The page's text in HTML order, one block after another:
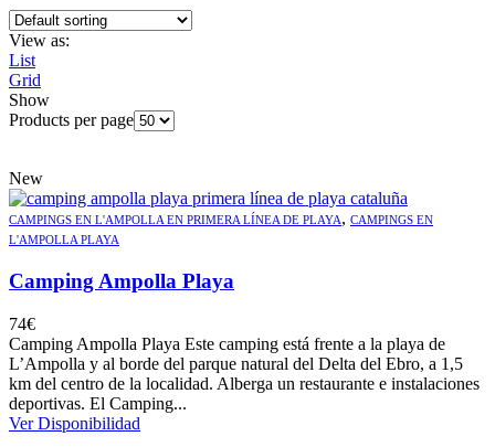
View as:
List
Grid
Show
Products per page
New
CAMPINGS EN L'AMPOLLA EN PRIMERA LÍNEA DE PLAYA, CAMPINGS EN
L'AMPOLLA PLAYA
Camping Ampolla Playa
74€
Camping Ampolla Playa Este camping está frente a la playa de
L’Ampolla y al borde del parque natural del Delta del Ebro, a 1,5
km del centro de la localidad. Alberga un restaurante e instalaciones
deportivas. El Camping...
Ver Disponibilidad